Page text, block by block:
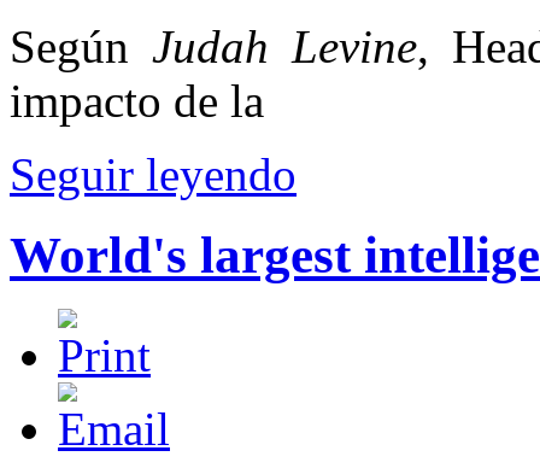
SegúnJudah Levine,
impacto de la
Seguir leyendo
World's largest